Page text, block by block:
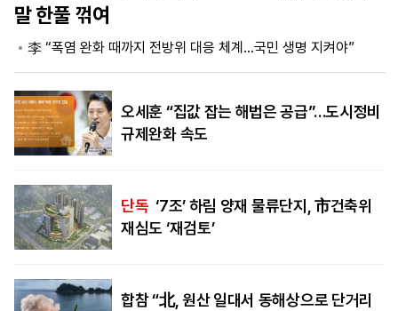
말 한풀 꺾여
李 “폭염 완화 때까지 전방위 대응 체계…국민 생명 지켜야”
오세훈 “집값 잡는 해법은 공급”…도시정비
규제완화 속도
단독 ‘7조’ 하림 양재 물류단지, 市건축위
재심도 ‘재검토’
합참 “北, 원산 일대서 동해상으로 단거리